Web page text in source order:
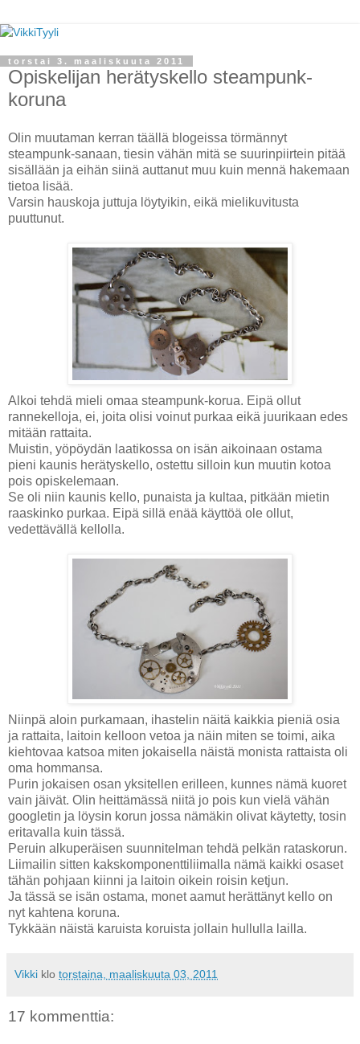
torstai 3. maaliskuuta 2011
Opiskelijan herätyskello steampunk-
koruna
Olin muutaman kerran täällä blogeissa törmännyt
steampunk-sanaan, tiesin vähän mitä se suurinpiirtein pitää
sisällään ja eihän siinä auttanut muu kuin mennä hakemaan
tietoa lisää.
Varsin hauskoja juttuja löytyikin, eikä mielikuvitusta
puuttunut.
Alkoi tehdä mieli omaa steampunk-korua. Eipä ollut
rannekelloja, ei, joita olisi voinut purkaa eikä juurikaan edes
mitään rattaita.
Muistin, yöpöydän laatikossa on isän aikoinaan ostama
pieni kaunis herätyskello, ostettu silloin kun muutin kotoa
pois opiskelemaan.
Se oli niin kaunis kello, punaista ja kultaa, pitkään mietin
raaskinko purkaa. Eipä sillä enää käyttöä ole ollut,
vedettävällä kellolla.
Niinpä aloin purkamaan, ihastelin näitä kaikkia pieniä osia
ja rattaita, laitoin kelloon vetoa ja näin miten se toimi, aika
kiehtovaa katsoa miten jokaisella näistä monista rattaista oli
oma hommansa.
Purin jokaisen osan yksitellen erilleen, kunnes nämä kuoret
vain jäivät. Olin heittämässä niitä jo pois kun vielä vähän
googletin ja löysin korun jossa nämäkin olivat käytetty, tosin
eritavalla kuin tässä.
Peruin alkuperäisen suunnitelman tehdä pelkän rataskorun.
Liimailin sitten kakskomponenttiliimalla nämä kaikki osaset
tähän pohjaan kiinni ja laitoin oikein roisin ketjun.
Ja tässä se isän ostama, monet aamut herättänyt kello on
nyt kahtena koruna.
Tykkään näistä karuista koruista jollain hullulla lailla.
Vikki klo torstaina, maaliskuuta 03, 2011
17 kommenttia: